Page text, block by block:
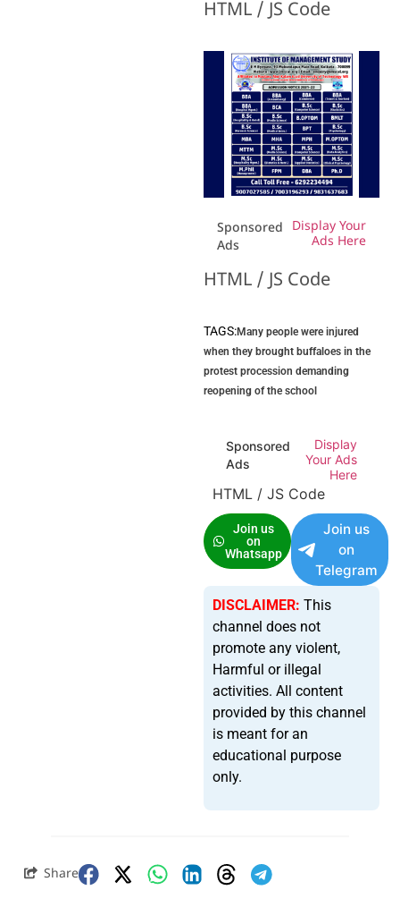
HTML / JS Code
Sponsored
Ads
Display Your
Ads Here
HTML / JS Code
TAGS:Many people were injured
when they brought buffaloes in the
protest procession demanding
reopening of the school
Sponsored
Ads
Display
Your Ads
Here
HTML / JS Code
Join us
on
Whatsapp
Join us
on
Telegram
DISCLAIMER: This
channel does not
promote any violent,
Harmful or illegal
activities. All content
provided by this channel
is meant for an
educational purpose
only.
Share